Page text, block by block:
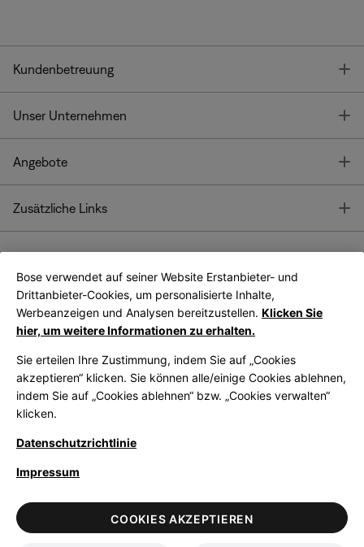
Kundenbetreuung
Unser Unternehmen
Angebote
Zusätzliche Links
Bose App
Bose Connect
App
LegalDatenschutzrichtlinieZugänglichkeitHinweis zu Cookies
VerkaufsbedingungenNutzungsbedingungen
Bose verwendet auf seiner Website Erstanbieter- und
Drittanbieter-Cookies, um personalisierte Inhalte,
Werbeanzeigen und Analysen bereitzustellen. Klicken Sie
hier, um weitere Informationen zu erhalten.
Sie erteilen Ihre Zustimmung, indem Sie auf „Cookies
akzeptieren“ klicken. Sie können alle/einige Cookies ablehnen,
indem Sie auf „Cookies ablehnen“ bzw. „Cookies verwalten“
klicken.
Datenschutzrichtlinie
Impressum
COOKIES AKZEPTIEREN